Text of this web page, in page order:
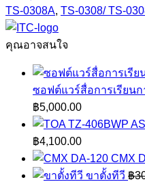
ชิ้น
TS-0308A, TS-0308/ TS-
คุณอาจสนใจ
ซอฟต์แวร์สื่อการเรียน
฿5,000.00
฿4,100.00
CMX
ขาตั้งทีวี ฿